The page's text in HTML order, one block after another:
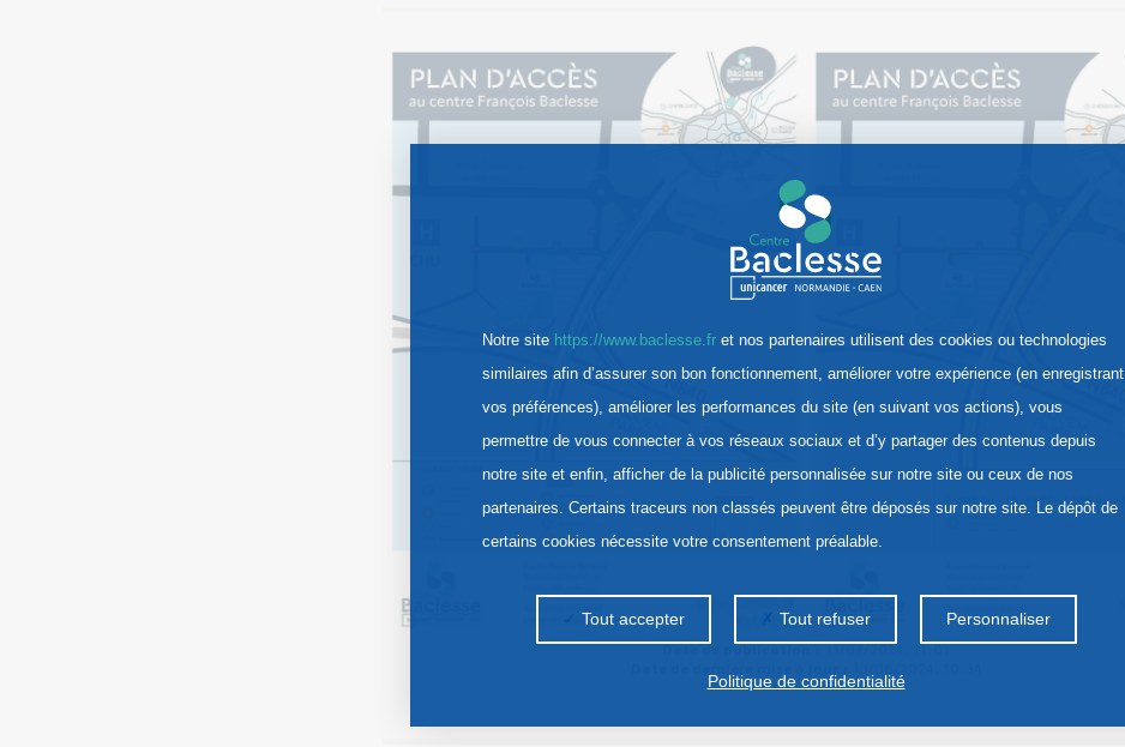
Date de publication :11/07/2024, 11:01
Notre site https://www.baclesse.fr et nos partenaires utilisent des cookies ou technologies
similaires afin d’assurer son bon fonctionnement, améliorer votre expérience (en enregistrant
vos préférences), améliorer les performances du site (en suivant vos actions), vous
permettre de vous connecter à vos réseaux sociaux et d’y partager des contenus depuis
notre site et enfin, afficher de la publicité personnalisée sur notre site ou ceux de nos
partenaires. Certains traceurs non classés peuvent être déposés sur notre site. Le dépôt de
certains cookies nécessite votre consentement préalable.
Tout accepter Tout refuser Personnaliser
Politique de confidentialité